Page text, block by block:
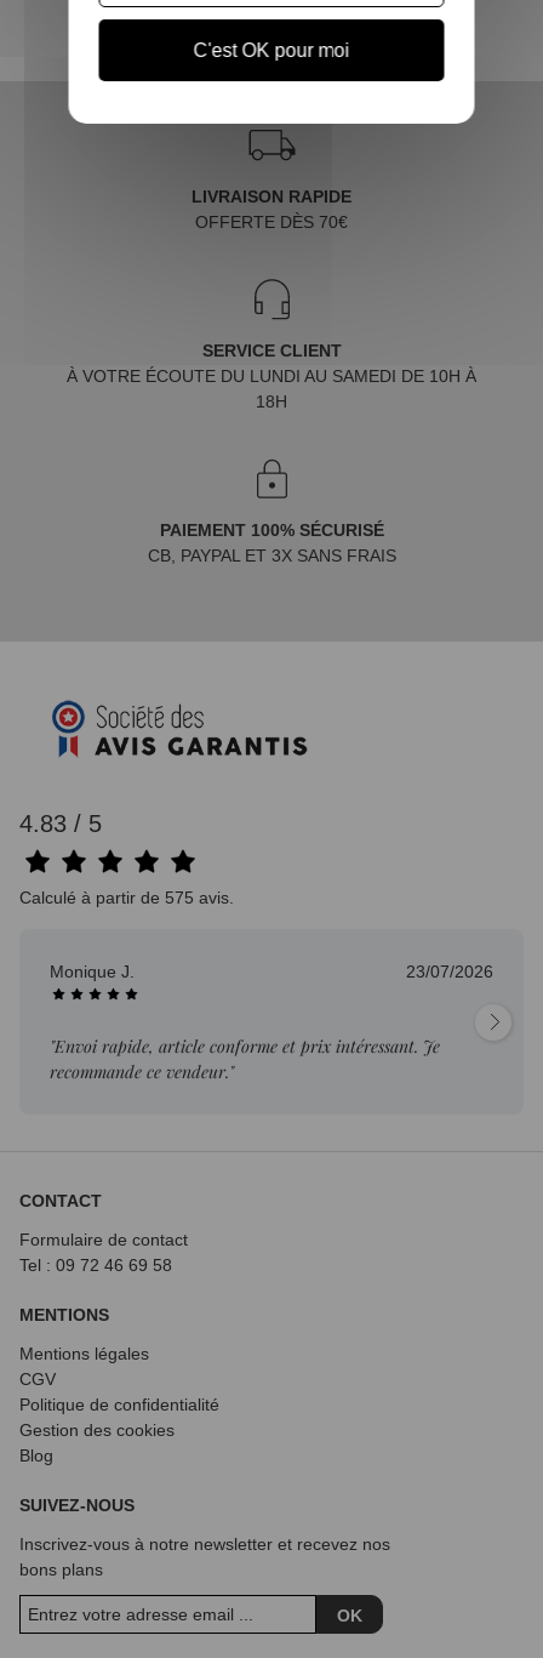
LIVRAISON RAPIDE
OFFERTE DÈS 70€
SERVICE CLIENT
À VOTRE ÉCOUTE DU LUNDI AU SAMEDI DE 10H À
18H
PAIEMENT 100% SÉCURISÉ
CB, PAYPAL ET 3X SANS FRAIS
4.83 / 5
Calculé à partir de 575 avis.
Monique J. 23/07/2026
"Envoi rapide, article conforme et prix intéressant. Je
recommande ce vendeur."
CONTACT
Formulaire de contact
Tel : 09 72 46 69 58
MENTIONS
Mentions légales
CGV
Politique de confidentialité
Gestion des cookies
Blog
SUIVEZ-NOUS
Inscrivez-vous à notre newsletter et recevez nos
bons plans
OK
C'est OK pour moi